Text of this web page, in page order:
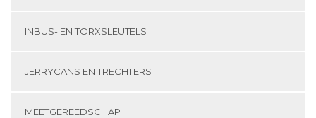
INBUS- EN TORXSLEUTELS
JERRYCANS EN TRECHTERS
MEETGEREEDSCHAP